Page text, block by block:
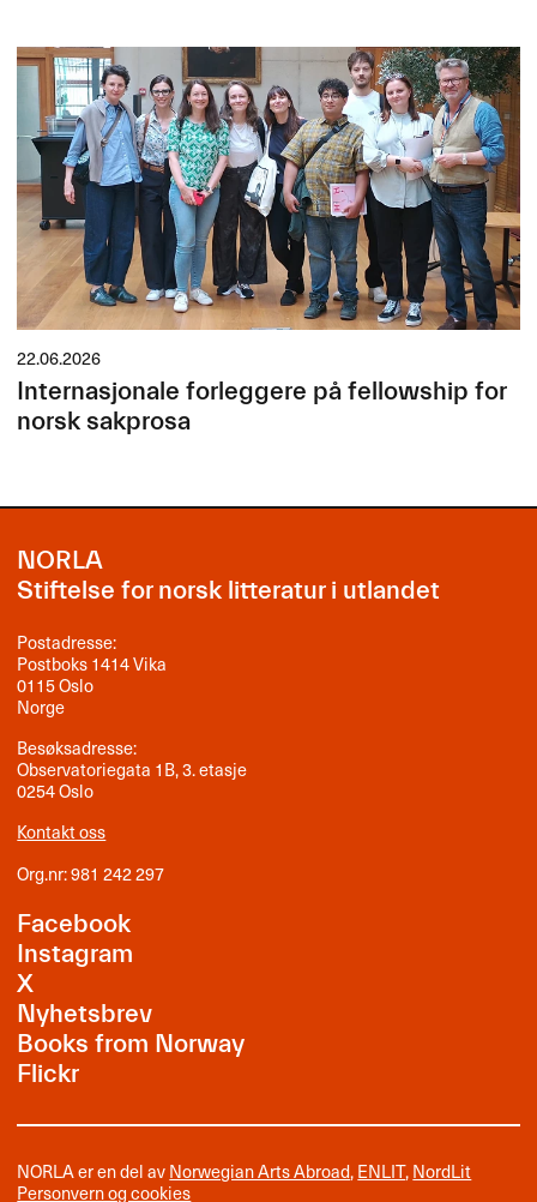
22.06.2026
Internasjonale forleggere på fellowship for
norsk sakprosa
NORLA
Stiftelse for norsk litteratur i utlandet
Postadresse:
Postboks 1414 Vika
0115 Oslo
Norge
Besøksadresse:
Observatoriegata 1B, 3. etasje
0254 Oslo
Kontakt oss
Org.nr: 981 242 297
Facebook
Instagram
X
Nyhetsbrev
Books from Norway
Flickr
NORLA er en del avNorwegian Arts Abroad,ENLIT,NordLit
Personvern og cookies